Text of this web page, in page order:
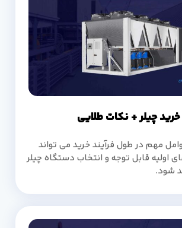
چیلر + نکات طلایی
مهم در طول فرآیند خرید می تواند
اولیه قابل توجه و انتخاب دستگاه چیلر
شود.